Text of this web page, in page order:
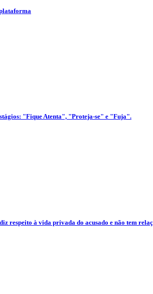
"Fique Atenta", "Proteja-se" e "Fuja".
respeito à vida privada do acusado e não tem